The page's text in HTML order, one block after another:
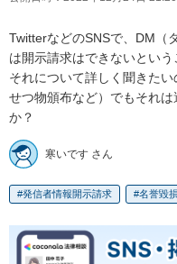
TwitterなどのSNSで、DM（
は開示請求はできないという
それについて詳しく聞きた
せつ物頒布など）でもそれ
か？
寒いです さん
発信者情報開示請求 名誉毀損